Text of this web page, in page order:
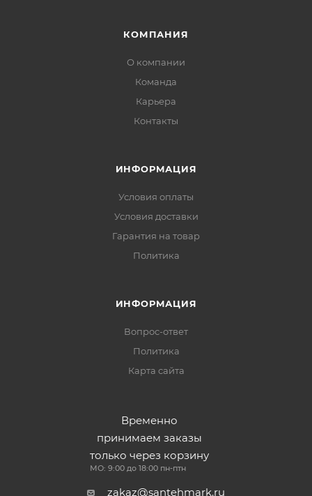
КОМПАНИЯ
О компании
Команда
Карьера
Контакты
ИНФОРМАЦИЯ
Условия оплаты
Условия доставки
Гарантия на товар
Политика
ИНФОРМАЦИЯ
Вопрос-ответ
Политика
Карта сайта
Временно
принимаем заказы
только через корзину
МО: 9:00 до 18:00 пн-птн
zakaz@santehmark.ru